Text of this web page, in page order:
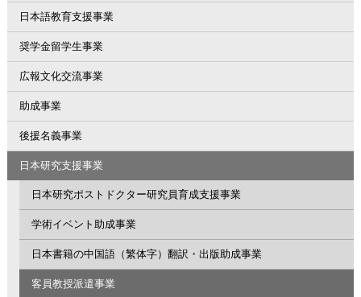
日本語教育支援事業
奨学金留学生事業
広報文化交流事業
助成事業
後援名義事業
日本研究支援事業
日本研究ポストドクター研究員育成支援事業
学術イベント助成事業
日本書籍の中国語（繁体字）翻訳・出版助成事業
客員教授派遣事業